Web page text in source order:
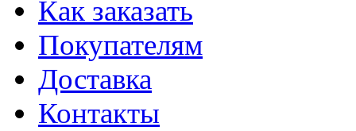
Как заказать
Покупателям
Доставка
Контакты